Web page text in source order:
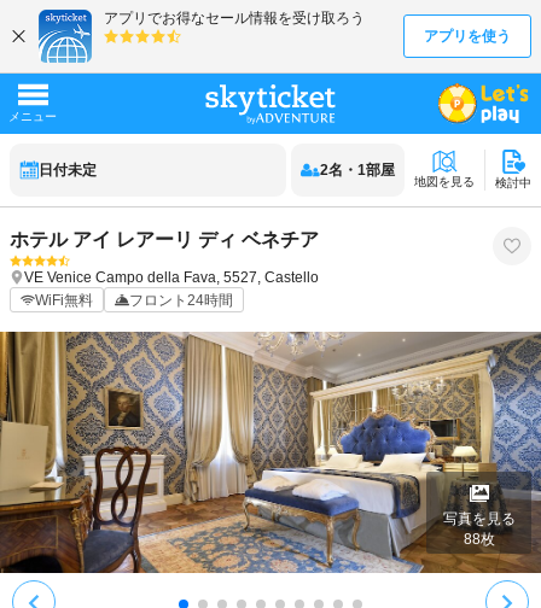
日付未定 2名 ・ 1部屋
地図を見る 検討中
ホテル アイ レアーリ ディ ベネチア
VE Venice Campo della Fava, 5527, Castello
WiFi無料
フロント24時間
写真を見る
88枚